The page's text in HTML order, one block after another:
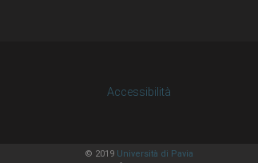
Accessibilità
© 2019 Università di Pavia